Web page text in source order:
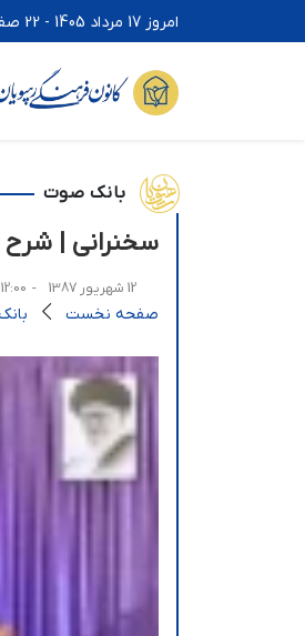
امروز 17 مرداد 1405 - 22 صفر 1448
بانک صوت
سخنرانی | شرح
12 شهریور 1387 - 12:00 ق.ظ
صفحه نخست